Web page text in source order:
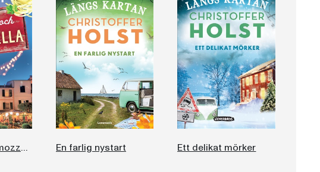
Månsken och mozzarella En farlig nystart Ett delikat mörker